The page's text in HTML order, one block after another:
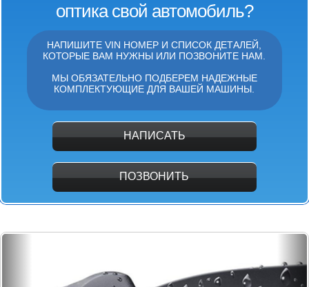
оптика свой автомобиль?
НАПИШИТЕ VIN НОМЕР И СПИСОК ДЕТАЛЕЙ,
КОТОРЫЕ ВАМ НУЖНЫ ИЛИ ПОЗВОНИТЕ НАМ.
МЫ ОБЯЗАТЕЛЬНО ПОДБЕРЕМ НАДЕЖНЫЕ
КОМПЛЕКТУЮЩИЕ ДЛЯ ВАШЕЙ МАШИНЫ.
НАПИСАТЬ
ПОЗВОНИТЬ